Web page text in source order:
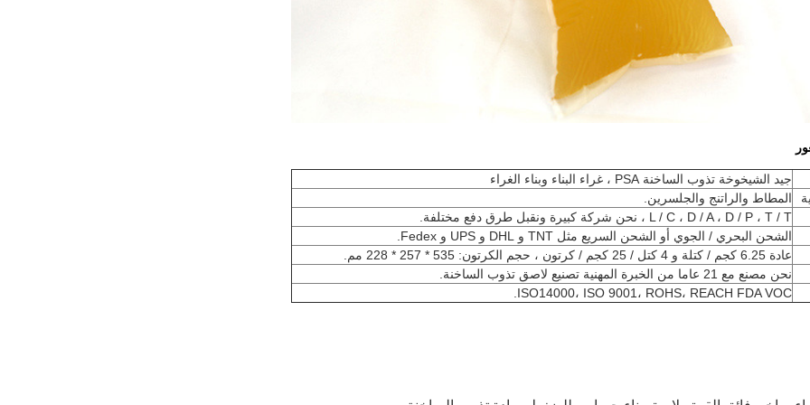
جيد الشيخوخة تذوب الساخنة PSA ، غراء البناء وبناء الغراء
المطاط والراتنج والجلسرين.
L / C ، D / A ، D / P ، T / T ، نحن شركة كبيرة ونقبل طرق دفع مختلفة.
الشحن البحري / الجوي أو الشحن السريع مثل TNT و DHL و UPS و Fedex.
عادة 6.25 كجم / كتلة و 4 كتل / 25 كجم / كرتون ، حجم الكرتون: 535 * 257 * 228 مم.
نحن مصنع مع 21 عاما من الخبرة المهنية تصنيع لاصق تذوب الساخنة.
ISO14000، ISO 9001، ROHS، REACH FDA VOC.